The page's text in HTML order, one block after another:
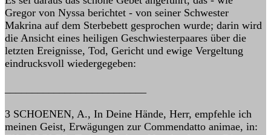
Gregor von Nyssa berichtet - von seiner Schwester
Makrina auf dem Sterbebett gesprochen wurde; darin wird
die Ansicht eines heiligen Geschwiesterpaares über die
letzten Ereignisse, Tod, Gericht und ewige Vergeltung
eindrucksvoll wiedergegeben:
3 SCHOENEN, A., In Deine Hände, Herr, empfehle ich
meinen Geist, Erwägungen zur Commendatto animae, in: